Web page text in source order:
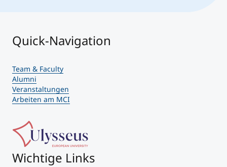
Quick-Navigation
Team & Faculty
Alumni
Veranstaltungen
Arbeiten am MCI
Wichtige Links